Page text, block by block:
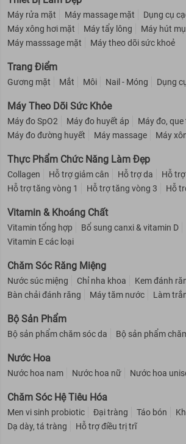
Máy rửa mặt Máy massage mặt
Dụng cụ
Máy xông hơi mặt
Máy tẩy lông
Máy hút
Máy masssage mặt
Máy theo dõi sức khoẻ
Trang Điểm
Gương mặt Mắt Môi Nail - Móng Dụng
Máy Theo Dõi Sức Khỏe
Máy đo SpO2 Máy đo huyết áp
Máy đo,
Máy đo đường huyết
Máy massage Máy
Thực Phẩm Chức Năng Làm Đẹp
Collagen Hỗ trợ giảm cân Hỗ trợ da Hỗ
Hỗ trợ tăng vòng 1
Hỗ trợ tăng vòng 3 Hỗ
Vitamin & Khoáng Chất
Vitamin tổng hợp Bổ sung canxi & vitamin D
Vitamin E các loại
Chăm Sóc Răng Miệng
Nước súc miệng Chỉ nha khoa
Kem đánh
Bàn chải đánh răng
Máy tăm nước Làm
Bộ Sản Phẩm
Bộ sản phẩm chăm sóc da Bộ sản phẩm
Nước Hoa
Nước hoa nam Nước hoa nữ Nước hoa
Chăm Sóc Hệ Tiêu Hóa
Men vi sinh probiotic Đại tràng Táo bón
Dạ dày, tá tràng
Hỗ trợ điều trị trĩ